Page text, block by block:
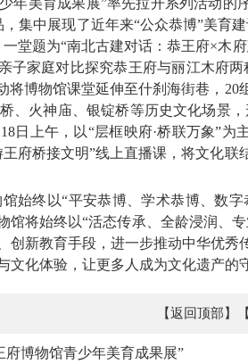
美育成果展”率先拉开系列活动的
集中展现了近年来“公众恭博”美育
题为“南北古建对话：恭王府×木
子家庭对比探究恭王府与丽江木府
将博物馆课堂延伸至什刹海街巷，20
、火神庙、银锭桥等历史文化场景
日上午，以“层框映府·桥联万象”为
府桥接文明”线上直播课，将文化联
馆始终以“平安恭博、学术恭博、数字
馆将始终以“活态传承、全龄浸润、
新教育手段，进一步推动中华优秀
化体验，让更多人成为文化遗产的
【返回顶部】
博物馆青少年美育成果展”